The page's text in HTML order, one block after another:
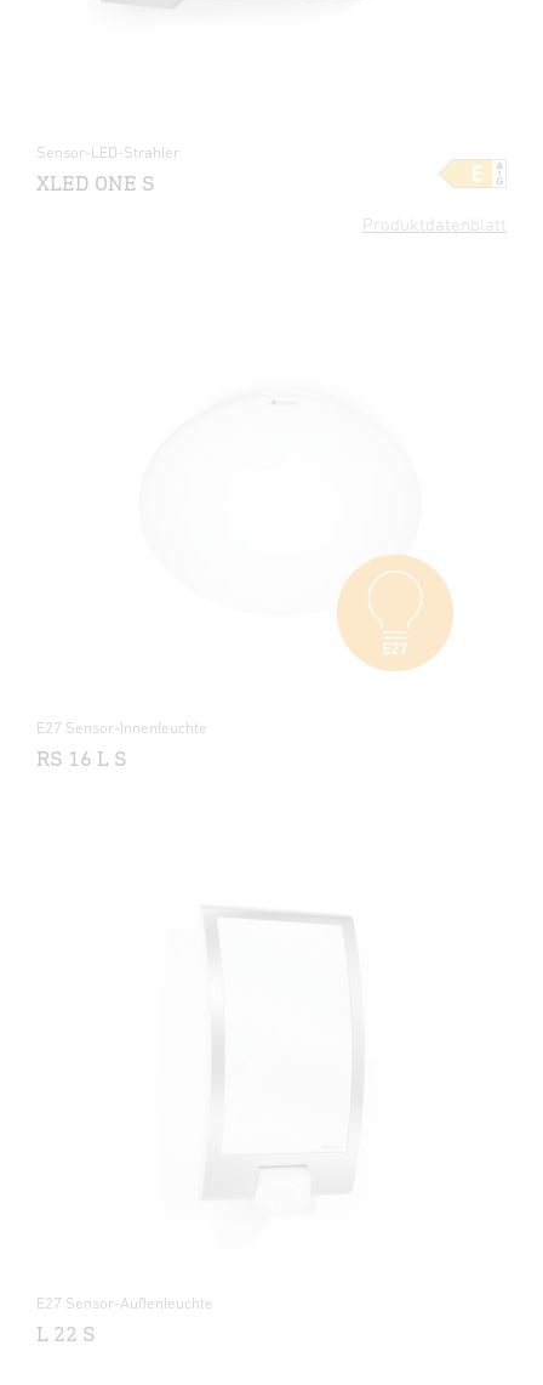
Produktdatenblatt
Sensor-LED-Strahler
XLED ONE S
E27 Sensor-Innenleuchte
RS 16 L S
E27 Sensor-Außenleuchte
L 22 S